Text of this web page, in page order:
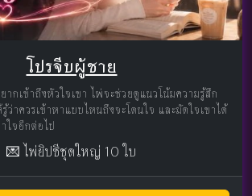
โปรจีบผู้ชาย
ากเข้าถึงหัวใจเขา ไพ่จะช่วยดูแนวโน้มความรู้สึก
ว่าควรเข้าหาแบบไหนถึงจะโดนใจ และมัดใจเขาได้
ใจอีกต่อไป
💌 ไพ่ยิปซีชุดใหญ่ 10 ใบ